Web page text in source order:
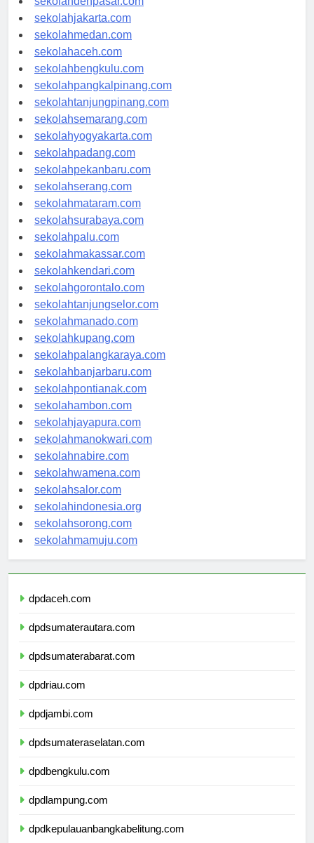
sekolahdenpasar.com
sekolahjakarta.com
sekolahmedan.com
sekolahaceh.com
sekolahbengkulu.com
sekolahpangkalpinang.com
sekolahtanjungpinang.com
sekolahsemarang.com
sekolahyogyakarta.com
sekolahpadang.com
sekolahpekanbaru.com
sekolahserang.com
sekolahmataram.com
sekolahsurabaya.com
sekolahpalu.com
sekolahmakassar.com
sekolahkendari.com
sekolahgorontalo.com
sekolahtanjungselor.com
sekolahmanado.com
sekolahkupang.com
sekolahpalangkaraya.com
sekolahbanjarbaru.com
sekolahpontianak.com
sekolahambon.com
sekolahjayapura.com
sekolahmanokwari.com
sekolahnabire.com
sekolahwamena.com
sekolahsalor.com
sekolahindonesia.org
sekolahsorong.com